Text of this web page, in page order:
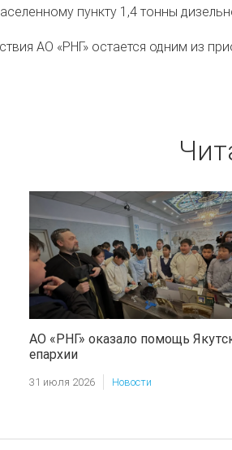
пункту 1,4 тонны
АО «РНГ» остается одним из
АО «РНГ» оказало помощь
епархии
31 июля 2026 Новости